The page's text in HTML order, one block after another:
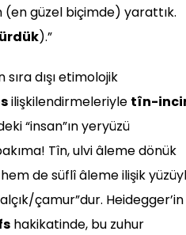
(en güzel biçimde) yarattık.
).”
dışı etimolojik
ilişkilendirmeleriyle tîn-
“insan”ın yeryüzü
Tîn, ulvi âleme dönük
de süflî âleme ilişik
çamur”dur. Heidegger’in
hakikatinde, bu zuhur